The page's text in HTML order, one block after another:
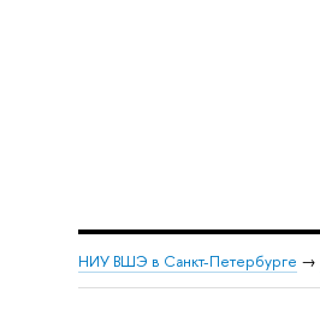
НИУ ВШЭ в Санкт-Петербурге →